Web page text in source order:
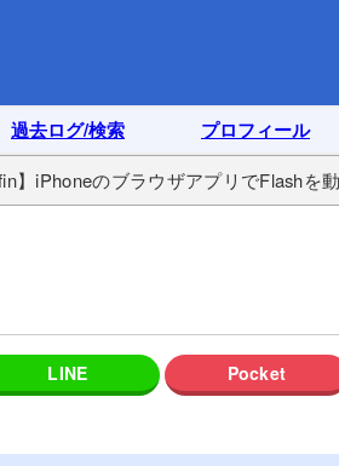
過去ログ/検索 プロフィール
】iPhoneのブラウザアプリでFlashを